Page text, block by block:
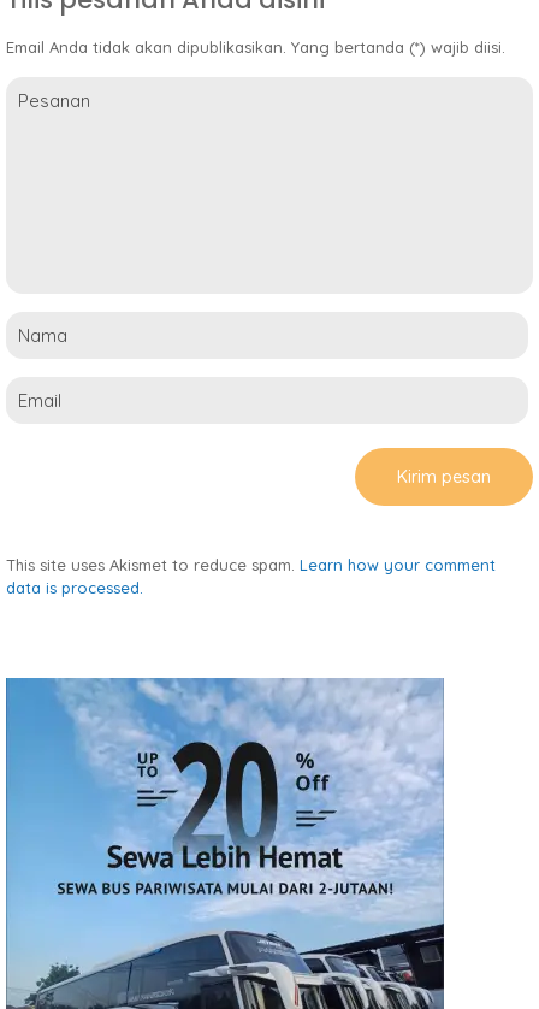
Email Anda tidak akan dipublikasikan. Yang bertanda (*) wajib diisi.
This site uses Akismet to reduce spam. Learn how your comment
data is processed.